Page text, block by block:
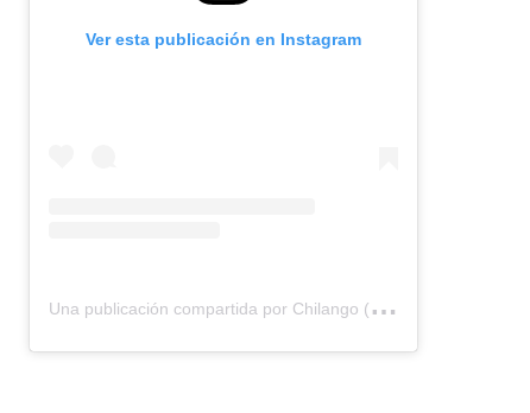
Ver esta publicación en Instagram
U
na publicación compartida por Chilango (@chilangocom)